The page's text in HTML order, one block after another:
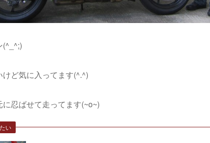
(^_^;)
ど気に入ってます(^.^)
忍ばせて走ってます(~o~)
い